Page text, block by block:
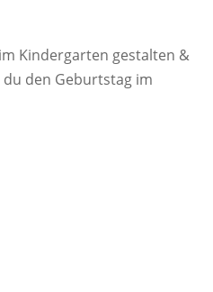
Kindergarten gestalten &
den Geburtstag im